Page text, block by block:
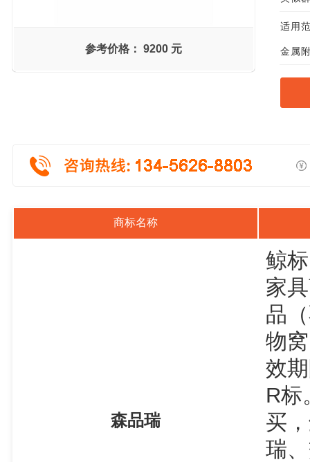
参考价格： 9200 元
适用
金属
商标名称
森品瑞
鲸
家
品
物
效
R标
买
瑞